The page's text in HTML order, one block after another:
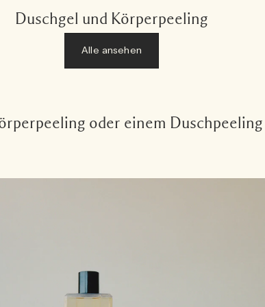
Duschgel und Körperpeeling
Alle ansehen
oder einem Duschpeeling